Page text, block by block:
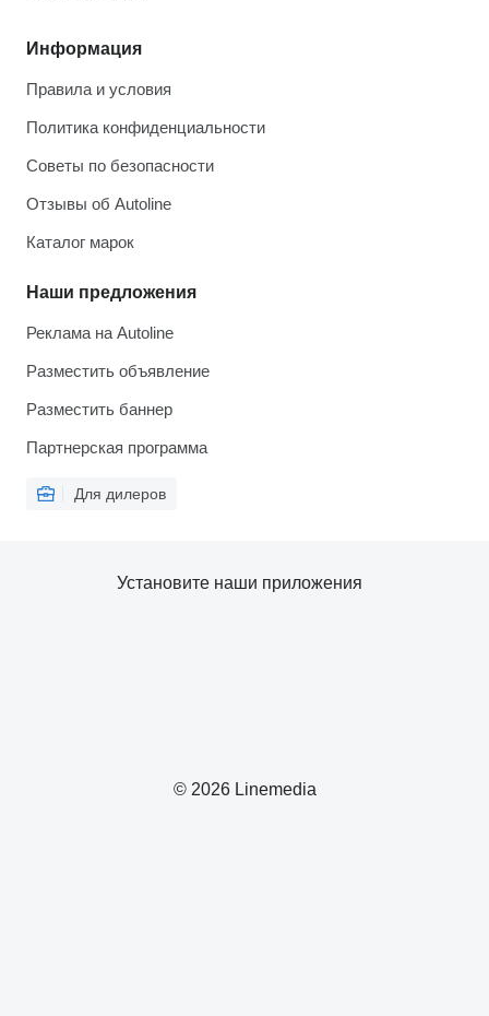
Информация
Правила и условия
Политика конфиденциальности
Советы по безопасности
Отзывы об Autoline
Каталог марок
Наши предложения
Реклама на Autoline
Разместить объявление
Разместить баннер
Партнерская программа
Для дилеров
© 2026 Linemedia
Установите наши приложения